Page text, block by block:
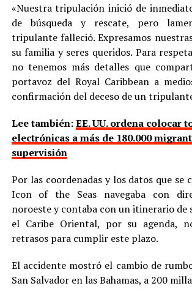
«Nuestra tripulación inició de
de búsqueda y rescate, pero
tripulante falleció. Expresamos
su familia y seres queridos. Para
no tenemos más detalles que
portavoz del Royal Caribbean a
confirmación del deceso de un
Lee también:EE. UU. ordena colocar
electrónicas a más de 180.000
supervisión
Por las coordenadas y los datos que se
Icon of the Seas navegaba con
noroeste y contaba con un itinerario de
el Caribe Oriental, por su agenda,
retrasos para cumplir este plazo.
El accidente mostró el cambio de
San Salvador en las Bahamas, a 200